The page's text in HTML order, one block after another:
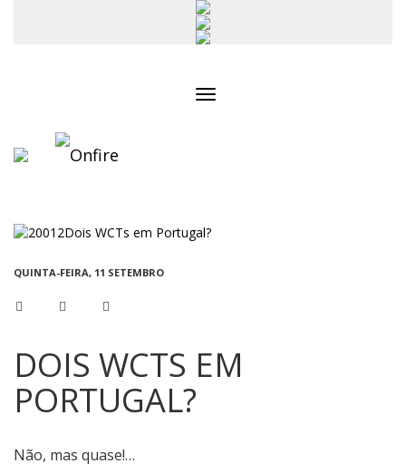
QUINTA-FEIRA, 11 SETEMBRO
DOIS WCTS EM
PORTUGAL?
Não, mas quase!…